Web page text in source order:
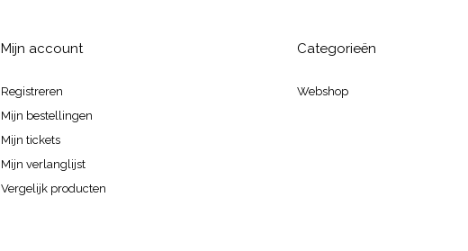
Mijn account
Registreren
Mijn bestellingen
Mijn tickets
Mijn verlanglijst
Vergelijk producten
Categorieën
Webshop